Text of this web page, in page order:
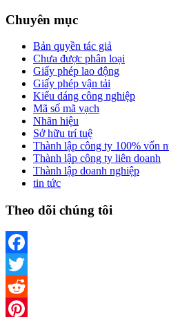
Chuyên mục
Bản quyền tác giả
Chưa được phân loại
Giấy phép lao động
Giấy phép vận tải
Kiểu dáng công nghiệp
Mã số mã vạch
Nhãn hiệu
Sở hữu trí tuệ
Thành lập công ty 100% vốn
Thành lập công ty liên doanh
Thành lập doanh nghiệp
tin tức
Theo dõi chúng tôi
Facebook
Twitter
Reddit